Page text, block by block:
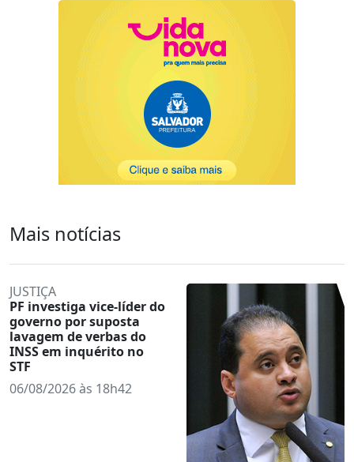
Mais notícias
JUSTIÇA
PF investiga vice-líder do
governo por suposta
lavagem de verbas do
INSS em inquérito no
STF
06/08/2026 às 18h42